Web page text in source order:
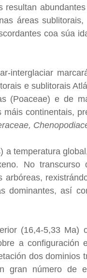
áreas
coa súa
interglaciar
e sublitorais
(Poaceae) e de
continentais,
temperatura
No transcurso
dominantes, así
(16,4-5,33 Ma)
a configuración
dos dominios
gran número de